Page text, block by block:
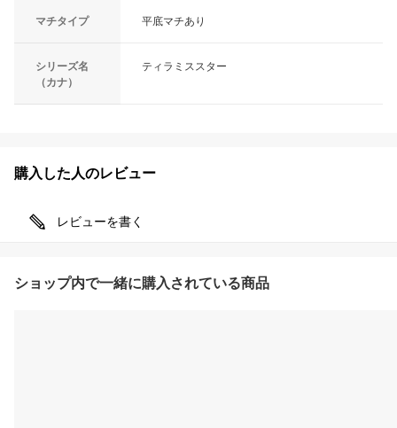
マチタイプ 平底マチあり
シリーズ名
（カナ）
ティラミススター
購入した人のレビュー
レビューを書く
ショップ内で一緒に購入されている商品